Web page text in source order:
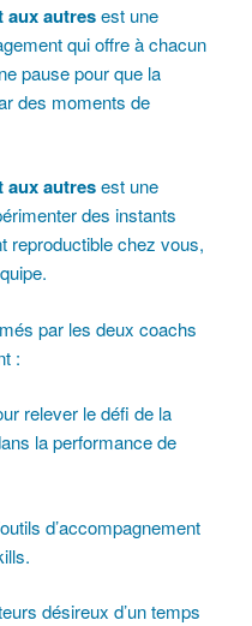
aux autresest une
qui offre à chacun
pause pour que la
des moments de
aux autresest une
des instants
reproductible chez vous,
par les deux coachs
:
relever le défi de la
la performance de
d’accompagnement
désireux d’un temps